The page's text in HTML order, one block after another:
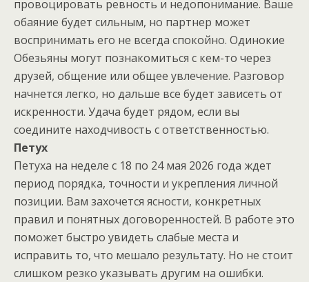
провоцировать ревность и недопонимание. Ваше
обаяние будет сильным, но партнер может
воспринимать его не всегда спокойно. Одинокие
Обезьяны могут познакомиться с кем-то через
друзей, общение или общее увлечение. Разговор
начнется легко, но дальше все будет зависеть от
искренности. Удача будет рядом, если вы
соедините находчивость с ответственностью.
Петух
Петуха на неделе с 18 по 24 мая 2026 года ждет
период порядка, точности и укрепления личной
позиции. Вам захочется ясности, конкретных
правил и понятных договоренностей. В работе это
поможет быстро увидеть слабые места и
исправить то, что мешало результату. Но не стоит
слишком резко указывать другим на ошибки.